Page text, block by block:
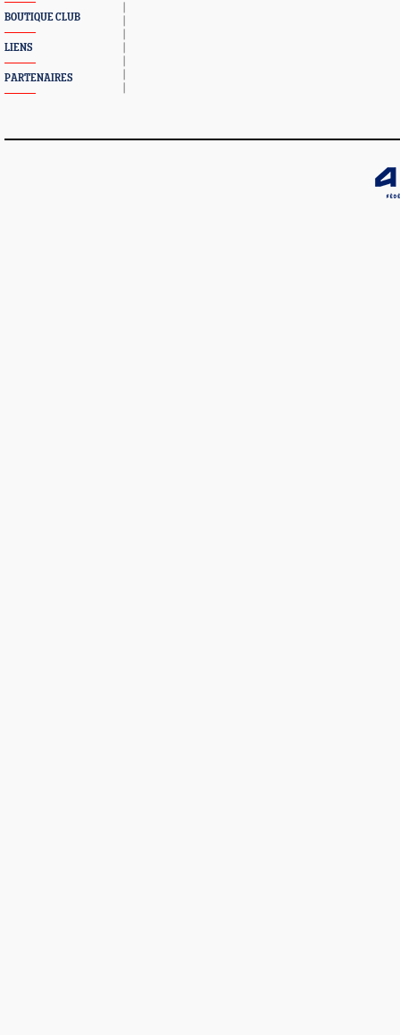
BOUTIQUE CLUB
LIENS
PARTENAIRES